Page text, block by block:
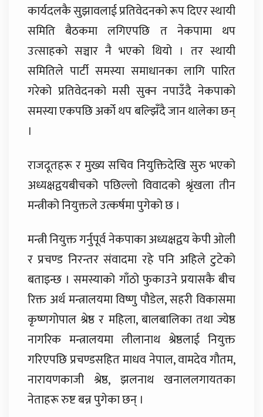
कार्यदलकै सुझावलाई प्रतिवेदनको रूप दिएर स्थायी
समिति बैठकमा लगिएपछि त नेकपामा थप
उत्साहको सञ्चार नै भएको थियो । तर स्थायी
समितिले पार्टी समस्या समाधानका लागि पारित
गरेको प्रतिवेदनको मसी सुक्न नपाउँदै नेकपाको
समस्या एकपछि अर्को थप बल्झिँदै जान थालेका छन्
।
राजदूतहरू र मुख्य सचिव नियुक्तिदेखि सुरु भएको
अध्यक्षद्वयबीचको पछिल्लो विवादको श्रृंखला तीन
मन्त्रीको नियुक्तले उत्कर्षमा पुगेको छ ।
मन्त्री नियुक्त गर्नुपूर्व नेकपाका अध्यक्षद्वय केपी ओली
र प्रचण्ड निरन्तर संवादमा रहे पनि अहिले टुटेको
बताइन्छ । समस्याको गाँठो फुकाउने प्रयासकै बीच
रिक्त अर्थ मन्त्रालयमा विष्णु पौडेल, सहरी विकासमा
कृष्णगोपाल श्रेष्ठ र महिला, बालबालिका तथा ज्येष्ठ
नागरिक मन्त्रालयमा लीलानाथ श्रेष्ठलाई नियुक्त
गरिएपछि प्रचण्डसहित माधव नेपाल, वामदेव गौतम,
नारायणकाजी श्रेष्ठ, झलनाथ खनाललगायतका
नेताहरू रुष्ट बन्न पुगेका छन् ।